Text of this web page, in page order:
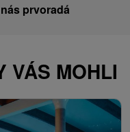
prvoradá
VÁS MOHLI